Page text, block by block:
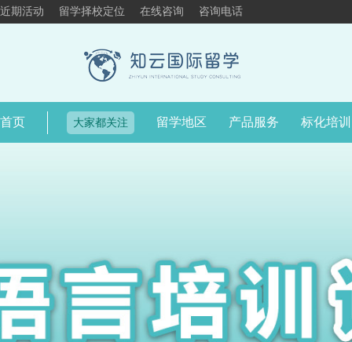
近期活动 留学择校定位 在线咨询 咨询电话
首页 大家都关注 留学地区 产品服务 标化培训